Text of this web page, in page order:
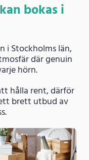
bokas i
i Stockholms län,
där genuin
hörn.
hålla rent, därför
brett utbud av